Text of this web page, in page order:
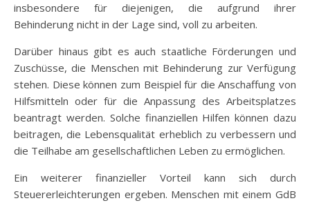
insbesondere für diejenigen, die aufgrund ihrer
Behinderung nicht in der Lage sind, voll zu arbeiten.
Darüber hinaus gibt es auch staatliche Förderungen und
Zuschüsse, die Menschen mit Behinderung zur Verfügung
stehen. Diese können zum Beispiel für die Anschaffung von
Hilfsmitteln oder für die Anpassung des Arbeitsplatzes
beantragt werden. Solche finanziellen Hilfen können dazu
beitragen, die Lebensqualität erheblich zu verbessern und
die Teilhabe am gesellschaftlichen Leben zu ermöglichen.
Ein weiterer finanzieller Vorteil kann sich durch
Steuererleichterungen ergeben. Menschen mit einem GdB